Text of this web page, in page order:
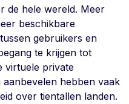
de hele wereld. Meer
beschikbare
gebruikers en
te krijgen tot
virtuele private
hebben vaak
over tientallen landen.